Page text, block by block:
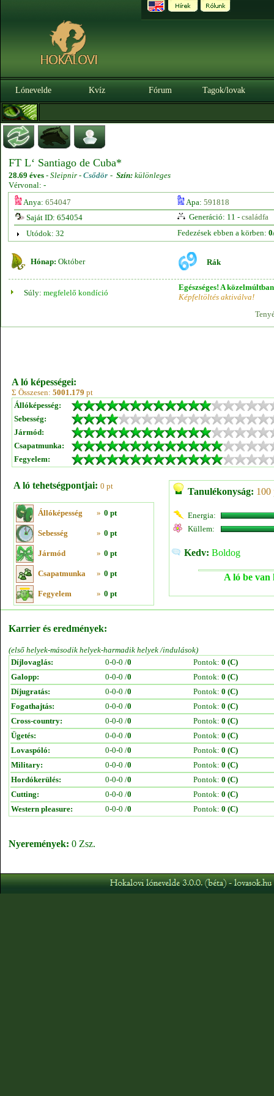
Lónevelde Kvíz Fórum Tagok/lovak
FT L‘ Santiago de Cuba*
28.69 éves - Sleipnir - Csődör - Szín: különleges
Vérvonal: -
Anya: 654047 Apa: 591818
Saját ID: 654054
Generáció: 11 - családfa
Utódok: 32
Fedezések ebben a körben:
Hónap: Október Rák
Súly: megfelelő kondíció
Egészséges! A
Képfeltöltés aktiválva!
A ló képességei:
Σ Összesen: 5001.179 pt
Állóképesség:
Sebesség:
Jármód:
Csapatmunka:
Fegyelem:
A ló tehetségpontjai: 0 pt
Állóképesség » 0 pt
Sebesség » 0 pt
Jármód » 0 pt
Csapatmunka » 0 pt
Fegyelem » 0 pt
Tanulékonyság: 100
Energia:
Küllem:
Kedv: Boldog
A ló be van
Karrier és eredmények:
(első helyek-második helyek-harmadik helyek /indulások)
Díjlovaglás:
0-0-0 /0 Pontok: 0 (C)
Galopp:
0-0-0 /0 Pontok: 0 (C)
Díjugratás:
0-0-0 /0 Pontok: 0 (C)
Fogathajtás:
0-0-0 /0 Pontok: 0 (C)
Cross-country:
0-0-0 /0 Pontok: 0 (C)
Ügetés:
0-0-0 /0 Pontok: 0 (C)
Lovaspóló:
0-0-0 /0 Pontok: 0 (C)
Military:
0-0-0 /0 Pontok: 0 (C)
Hordókerülés:
0-0-0 /0 Pontok: 0 (C)
Cutting:
0-0-0 /0 Pontok: 0 (C)
Western pleasure:
0-0-0 /0 Pontok: 0 (C)
Nyeremények: 0 Zsz.